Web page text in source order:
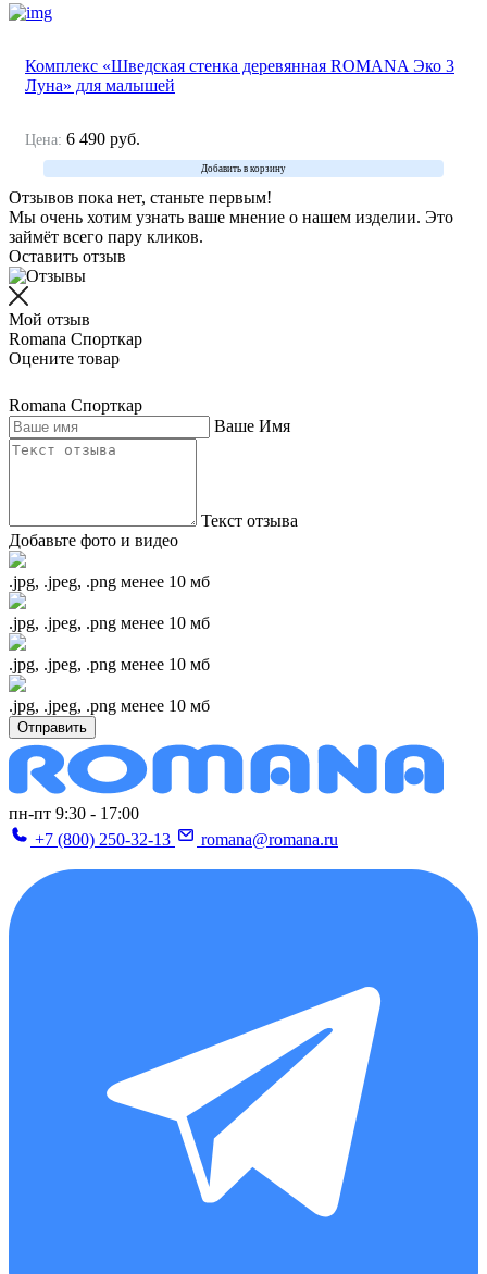
Комплекс «Шведская стенка деревянная ROMANA Эко 3
Луна» для малышей
Цена: 6 490 руб.
Добавить в корзину
Отзывов пока нет, станьте первым!
Мы очень хотим узнать ваше мнение о нашем изделии. Это
займёт всего пару кликов.
Оставить отзыв
Мой отзыв
Romana Спорткар
Оцените товар
Romana Спорткар
Ваше Имя
Текст отзыва
Добавьте фото и видео
.jpg, .jpeg, .png менее 10 мб
.jpg, .jpeg, .png менее 10 мб
.jpg, .jpeg, .png менее 10 мб
.jpg, .jpeg, .png менее 10 мб
Отправить
пн-пт 9:30 - 17:00
+7 (800) 250-32-13
romana@romana.ru